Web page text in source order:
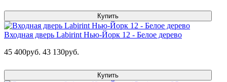
Купить
Входная дверь Labirint Нью-Йорк 12 - Белое дерево
45 400руб. 43 130руб.
Купить